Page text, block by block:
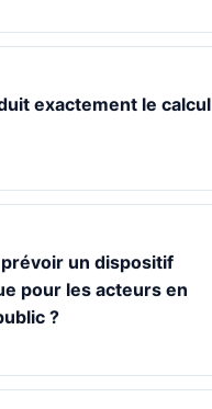
exactement le calcul
un dispositif
pour les acteurs en
?